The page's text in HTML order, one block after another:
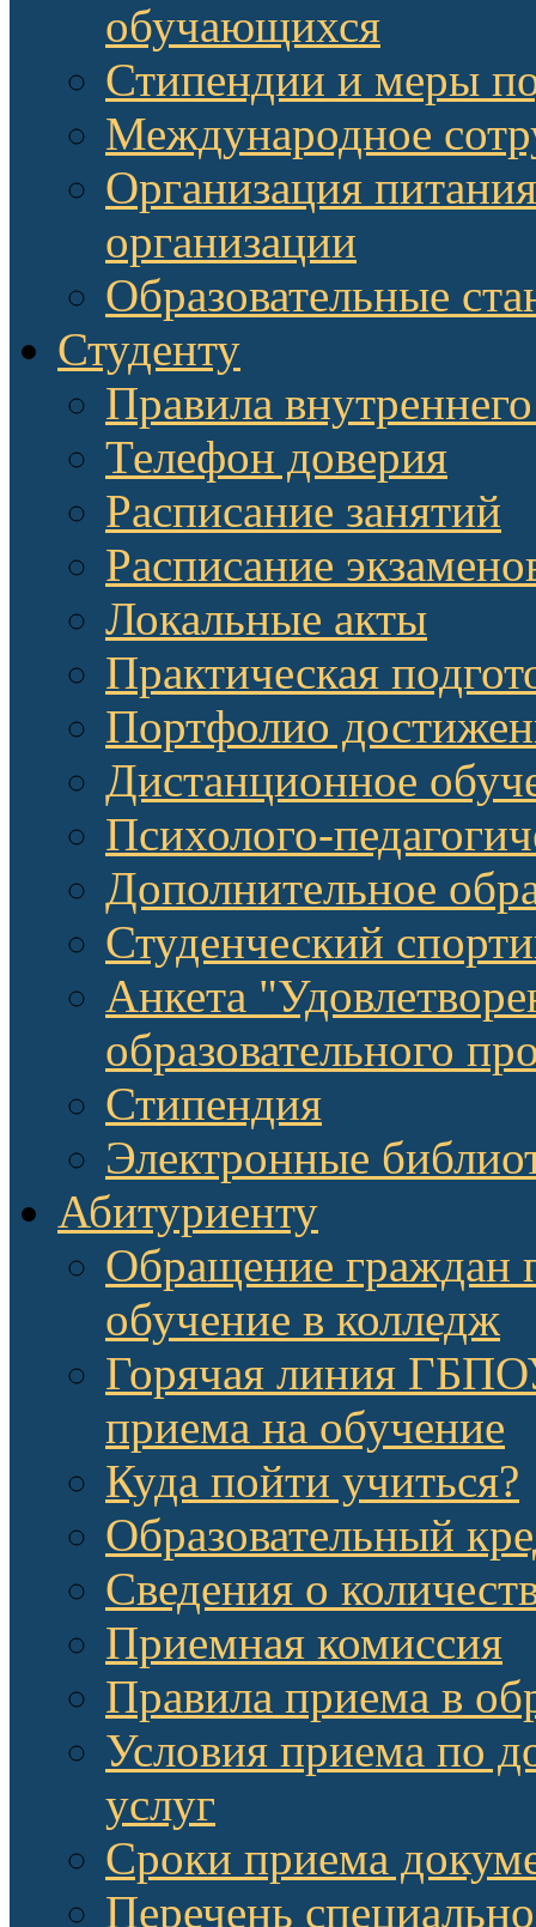
обучающихся
Стипендии и меры
Международное
Организация
организации
Образовательные
Студенту
Правила
Телефон доверия
Расписание занятий
Расписание
Локальные акты
Практическая
Портфолио
Дистанционное
Психолого-
Дополнительное
Студенческий
Анкета
образовательного
Стипендия
Электронные
Абитуриенту
Обращение граждан
обучение в колледж
Горячая линия
приема на обучение
Куда пойти учиться?
Образовательный
Сведения о
Приемная комиссия
Правила приема в
Условия приема по
услуг
Сроки приема
Перечень